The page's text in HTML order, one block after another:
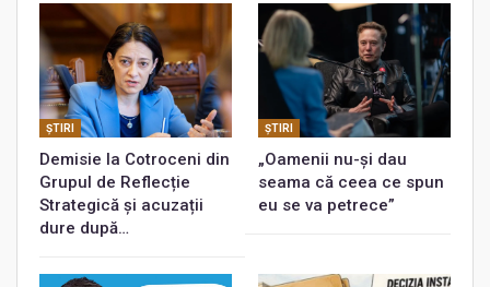
ŞTIRI
Demisie la Cotroceni din
Grupul de Reflecție
Strategică și acuzații
dure după…
ŞTIRI
„Oamenii nu-și dau
seama că ceea ce spun
eu se va petrece”